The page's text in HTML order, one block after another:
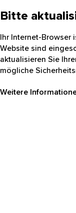
Bitte
Ihr Internet-Browser
Website sind
aktualisieren Sie
mögliche
Weitere